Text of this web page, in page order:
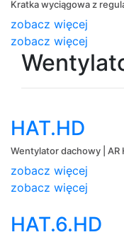
Kratka wyciągowa z
zobacz więcej
zobacz więcej
HAT.HD
Wentylator dachowy | AR
zobacz więcej
zobacz więcej
HAT.6.HD